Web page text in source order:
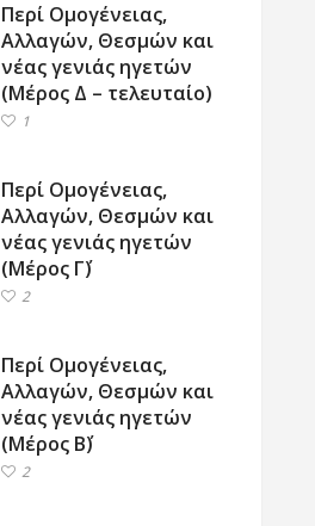
Περί Ομογένειας,
Αλλαγών, Θεσμών και
νέας γενιάς ηγετών
(Μέρος Δ – τελευταίο)
1
Περί Ομογένειας,
Αλλαγών, Θεσμών και
νέας γενιάς ηγετών
(Μέρος Γ΄)
2
Περί Ομογένειας,
Αλλαγών, Θεσμών και
νέας γενιάς ηγετών
(Μέρος Β΄)
2